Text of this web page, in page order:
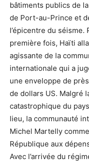
bâtiments publics de
de Port-au-Prince et
l’épicentre du séisme.
première fois, Haïti
agissante de la
internationale qui a
une enveloppe de
de dollars US. Malgré
catastrophique du
lieu, la communauté
Michel Martelly
République aux
Avec l’arrivée du